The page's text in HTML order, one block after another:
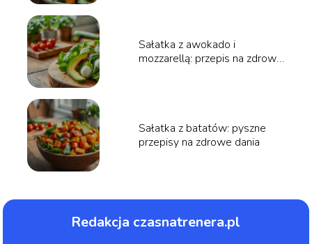
Sałatka z awokado i
mozzarellą: przepis na zdrową
Sałatka z batatów: pyszne
przepisy na zdrowe dania
Redakcja czasnatrenera.pl